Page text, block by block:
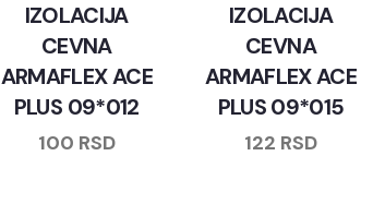
IZOLACIJA
CEVNA
ARMAFLEX ACE
PLUS 09*012
100 RSD
IZOLACIJA
CEVNA
ARMAFLEX ACE
PLUS 09*015
122 RSD